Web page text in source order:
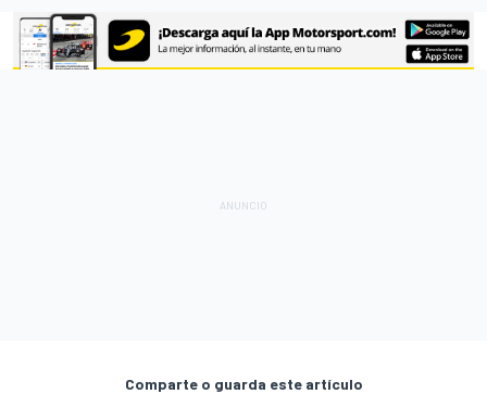
Comparte o guarda este artículo